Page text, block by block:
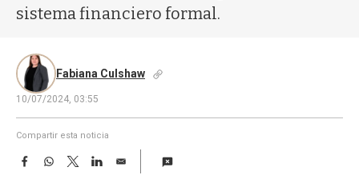
sistema financiero formal.
Fabiana Culshaw
10/07/2024, 03:55
Compartir esta noticia
F
W
T
w
L
E